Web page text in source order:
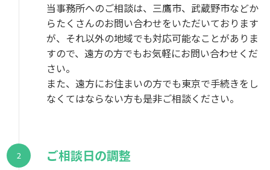
当事務所へのご相談は、三鷹市、武蔵野市などか
らたくさんのお問い合わせをいただいております
が、それ以外の地域でも対応可能なことがありま
すので、遠方の方でもお気軽にお問い合わせくだ
さい。
また、遠方にお住まいの方でも東京で手続きをし
なくてはならない方も是非ご相談ください。
ご相談日の調整